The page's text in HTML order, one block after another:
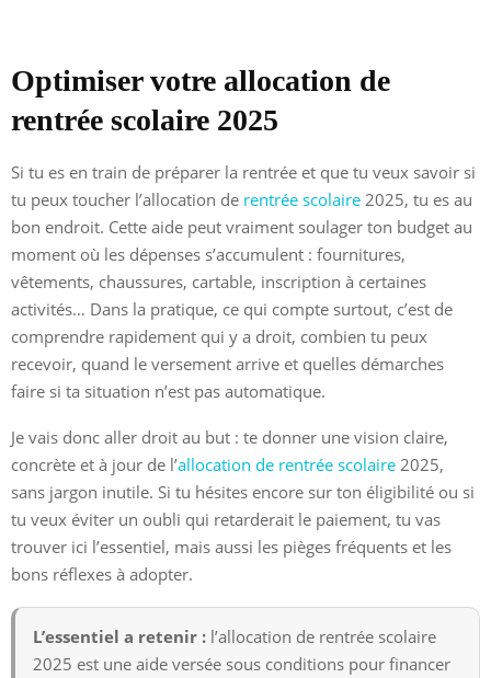
Optimiser votre allocation de
rentrée scolaire 2025
Si tu es en train de préparer la rentrée et que tu veux savoir si
tu peux toucher l’allocation de rentrée scolaire 2025, tu es au
bon endroit. Cette aide peut vraiment soulager ton budget au
moment où les dépenses s’accumulent : fournitures,
vêtements, chaussures, cartable, inscription à certaines
activités… Dans la pratique, ce qui compte surtout, c’est de
comprendre rapidement qui y a droit, combien tu peux
recevoir, quand le versement arrive et quelles démarches
faire si ta situation n’est pas automatique.
Je vais donc aller droit au but : te donner une vision claire,
concrète et à jour de l’allocation de rentrée scolaire 2025,
sans jargon inutile. Si tu hésites encore sur ton éligibilité ou si
tu veux éviter un oubli qui retarderait le paiement, tu vas
trouver ici l’essentiel, mais aussi les pièges fréquents et les
bons réflexes à adopter.
L’essentiel a retenir : l’allocation de rentrée scolaire
2025 est une aide versée sous conditions pour financer